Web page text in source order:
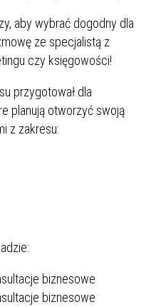
aby wybrać dogodny dla
ze specjalistą z
czy księgowości!
przygotował dla
planują otworzyć swoją
z zakresu:
biznesowe
biznesowe